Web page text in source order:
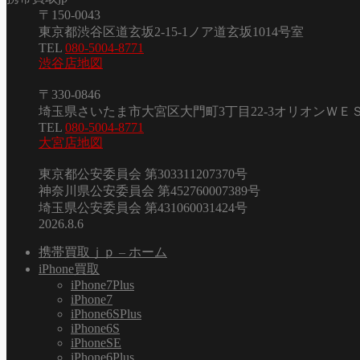
〒150-0043
東京都渋谷区道玄坂2-15-1ノア道玄坂1014号室
TEL 080-5004-8771
渋谷店地図
〒330-0846
埼玉県さいたま市大宮区大門町3丁目22-3オリオンＷＥ
TEL 080-5004-8771
大宮店地図
東京都公安委員会 第303311207370号
神奈川県公安委員会 第452760007389号
埼玉県公安委員会 第431060031424号
2026.8.6
携帯買取ｊｐ – ホーム
iPhone買取
iPhone7Plus
iPhone7
iPhone6SPlus
iPhone6S
iPhoneSE
iPhone6Plus